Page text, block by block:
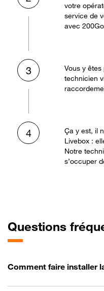
votre
service de
avec
3
Vous y
technicien
4
Ça y est, il
Livebox :
Notre
s’occuper
Questions
Comment faire installer